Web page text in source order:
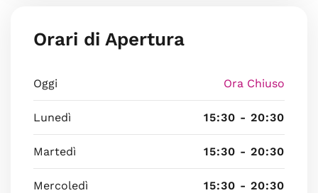
Orari di Apertura
Oggi Ora Chiuso
Lunedì 15:30 - 20:30
Martedì 15:30 - 20:30
Mercoledì 15:30 - 20:30